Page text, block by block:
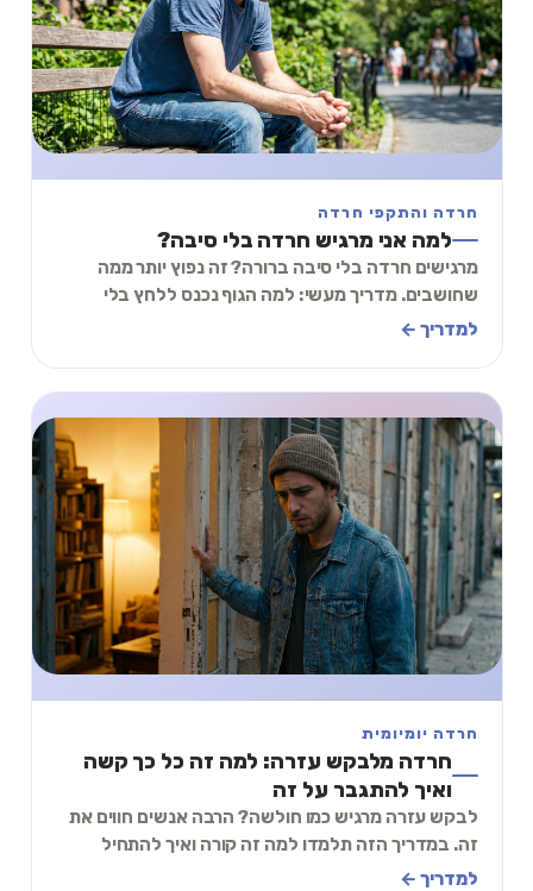
חרדה והתקפי חרדה
למה אני מרגיש חרדה בלי סיבה?
מרגישים חרדה בלי סיבה ברורה? זה נפוץ יותר ממה
שחושבים. מדריך מעשי: למה הגוף נכנס ללחץ בלי
טריגר, מתי זה נורמלי, ומה עושים.
למדריך ←
חרדה יומיומית
חרדה מלבקש עזרה: למה זה כל כך קשה
ואיך להתגבר על זה
לבקש עזרה מרגיש כמו חולשה? הרבה אנשים חווים את
זה. במדריך הזה תלמדו למה זה קורה ואיך להתחיל
לבקש עזרה בלי להרגיש רע.
למדריך ←